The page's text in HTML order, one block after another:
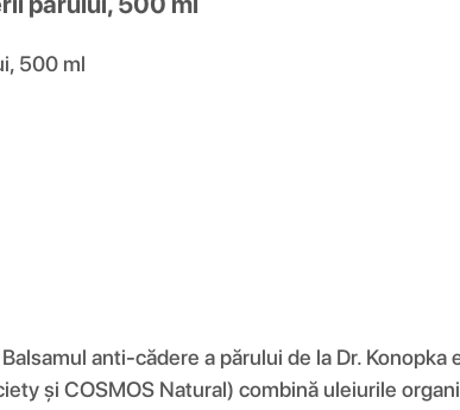
anti-cădere a părului de la Dr.
și COSMOS Natural) combină uleiurile